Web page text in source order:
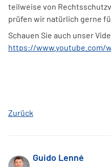
teilweise von
prüfen wir natürlich gerne
Schauen Sie auch unser
https://www.youtube.com/
Zurück
Guido Lenné